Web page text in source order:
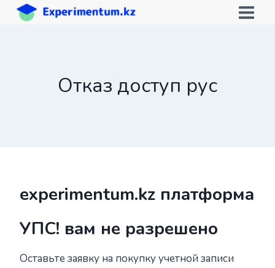
Перейти
Отказ доступ рус
experimentum.kz платформа
УПС! вам не разрешено
Оставьте заявку на покупку учетной записи